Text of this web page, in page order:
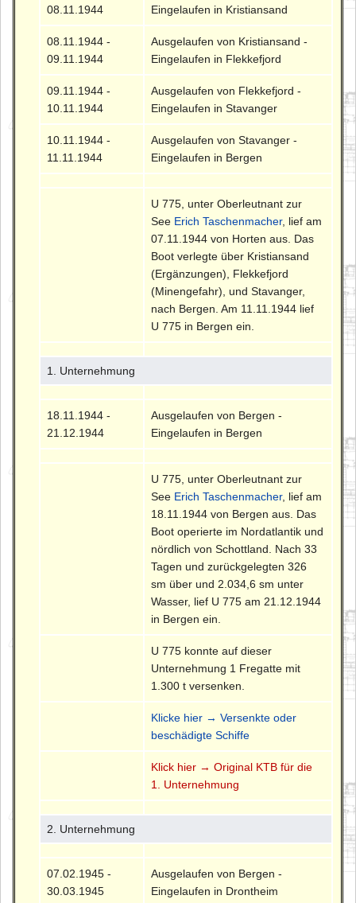
08.11.1944
Eingelaufen in Kristiansand
08.11.1944 -
09.11.1944
Ausgelaufen von Kristiansand -
Eingelaufen in Flekkefjord
09.11.1944 -
10.11.1944
Ausgelaufen von Flekkefjord -
Eingelaufen in Stavanger
10.11.1944 -
11.11.1944
Ausgelaufen von Stavanger -
Eingelaufen in Bergen
U 775, unter Oberleutnant zur
See Erich Taschenmacher, lief am
07.11.1944 von Horten aus. Das
Boot verlegte über Kristiansand
(Ergänzungen), Flekkefjord
(Minengefahr), und Stavanger,
nach Bergen. Am 11.11.1944 lief
U 775 in Bergen ein.
1. Unternehmung
18.11.1944 -
21.12.1944
Ausgelaufen von Bergen -
Eingelaufen in Bergen
U 775, unter Oberleutnant zur
See Erich Taschenmacher, lief am
18.11.1944 von Bergen aus. Das
Boot operierte im Nordatlantik und
nördlich von Schottland. Nach 33
Tagen und zurückgelegten 326
sm über und 2.034,6 sm unter
Wasser, lief U 775 am 21.12.1944
in Bergen ein.
U 775 konnte auf dieser
Unternehmung 1 Fregatte mit
1.300 t versenken.
Klicke hier → Versenkte oder
beschädigte Schiffe
Klick hier → Original KTB für die
1. Unternehmung
2. Unternehmung
07.02.1945 -
30.03.1945
Ausgelaufen von Bergen -
Eingelaufen in Drontheim